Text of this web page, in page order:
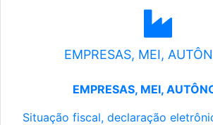
EMPRESAS, MEI,
EMPRESAS, MEI,
Situação fiscal, declaração